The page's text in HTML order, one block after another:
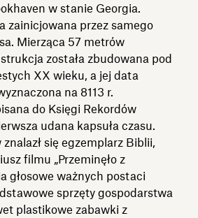
w stanie Georgia.
zainicjowana przez samego
Mierząca 57 metrów
została zbudowana pod
XX wieku, a jej data
na 8113 r.
do Księgi Rekordów
udana kapsuła czasu.
się egzemplarz Biblii,
filmu „Przeminęło z
głosowe ważnych postaci
sprzęty gospodarstwa
plastikowe zabawki z